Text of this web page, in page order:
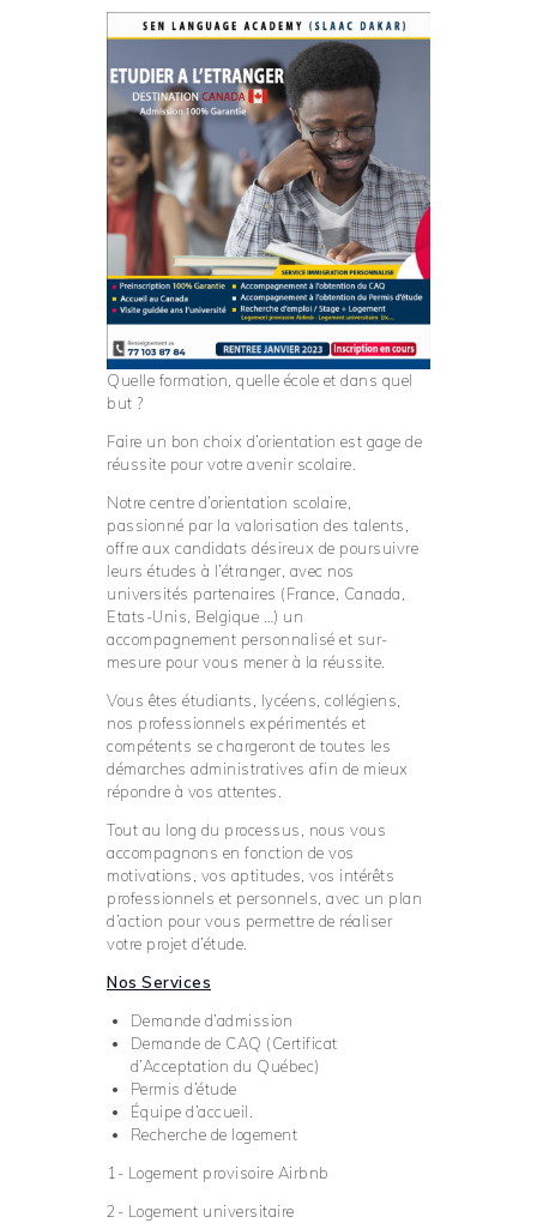
Quelle formation, quelle école et dans quel
but ?
Faire un bon choix d’orientation est gage de
réussite pour votre avenir scolaire.
Notre centre d’orientation scolaire,
passionné par la valorisation des talents,
offre aux candidats désireux de poursuivre
leurs études à l’étranger, avec nos
universités partenaires (France, Canada,
Etats-Unis, Belgique …) un
accompagnement personnalisé et sur-
mesure pour vous mener à la réussite.
Vous êtes étudiants, lycéens, collégiens,
nos professionnels expérimentés et
compétents se chargeront de toutes les
démarches administratives afin de mieux
répondre à vos attentes.
Tout au long du processus, nous vous
accompagnons en fonction de vos
motivations, vos aptitudes, vos intérêts
professionnels et personnels, avec un plan
d’action pour vous permettre de réaliser
votre projet d’étude.
Nos Services
Demande d’admission
Demande de CAQ (Certificat
d’Acceptation du Québec)
Permis d’étude
Équipe d’accueil.
Recherche de logement
1- Logement provisoire Airbnb
2- Logement universitaire